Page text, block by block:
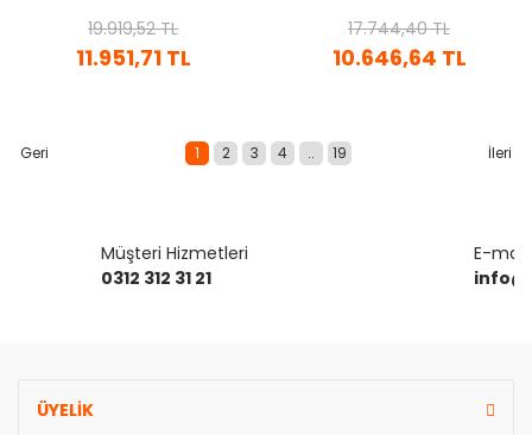
ÇIKIŞ: 1¼'')
11.951,71 TL
19.919,52 TL
10.646,64 TL
17.744,40 TL
1 2 3 4 .. 19
Müşteri Hizmetleri
0312 312 31 21
E-mail
ÜYELİK